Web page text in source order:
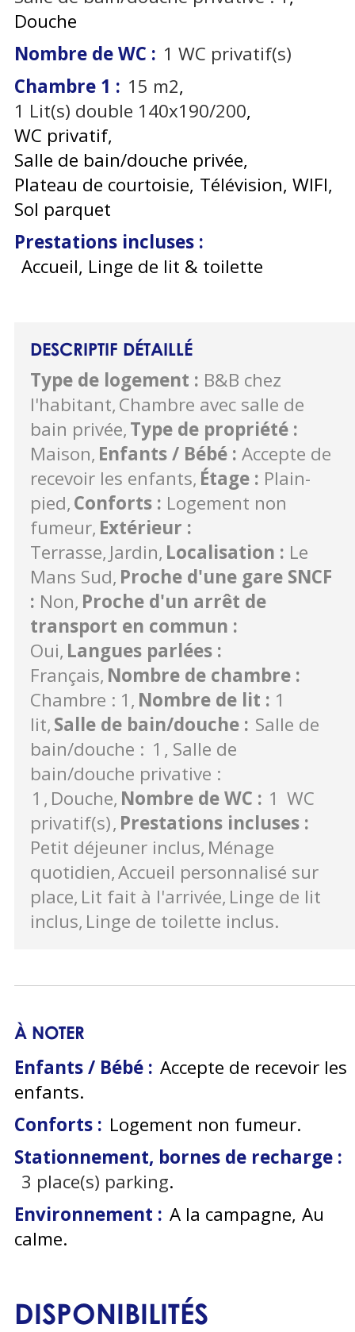
Douche
Nombre de WC : 1 WC privatif(s)
Chambre 1 : 15 m2
1 Lit(s) double 140x190/200
WC privatif
Salle de bain/douche privée
Plateau de courtoisie Télévision WIFI
Sol parquet
Prestations incluses :
Accueil, Linge de lit & toilette
DESCRIPTIF DÉTAILLÉ
Type de logement : B&B chez
l'habitant Chambre avec salle de
bain privée Type de propriété :
Maison Enfants / Bébé : Accepte de
recevoir les enfants Étage : Plain-
pied Conforts : Logement non
fumeur Extérieur :
Terrasse Jardin Localisation : Le
Mans Sud Proche d'une gare SNCF
: Non Proche d'un arrêt de
transport en commun :
Oui Langues parlées :
Français Nombre de chambre :
Chambre : 1 Nombre de lit : 1
lit Salle de bain/douche : Salle de
bain/douche : 1
Salle de
bain/douche privative :
1 Douche Nombre de WC : 1 WC
privatif(s) Prestations incluses :
Petit déjeuner inclus Ménage
quotidien Accueil personnalisé sur
place Lit fait à l'arrivée Linge de lit
inclus Linge de toilette inclus
À NOTER
Enfants / Bébé : Accepte de recevoir les
enfants
Conforts : Logement non fumeur
Stationnement, bornes de recharge :
3 place(s) parking
Environnement : A la campagne Au
calme
DISPONIBILITÉS